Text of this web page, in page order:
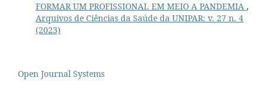
FORMAR UM PROFISSIONAL EM MEIO A PANDEMIA ,
Arquivos de Ciências da Saúde da UNIPAR: v. 27 n. 4
(2023)
Open Journal Systems